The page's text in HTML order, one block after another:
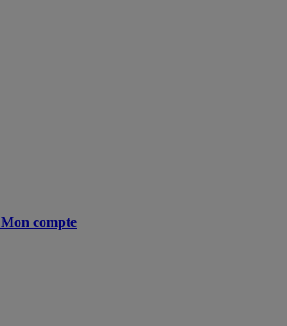
Mon compte